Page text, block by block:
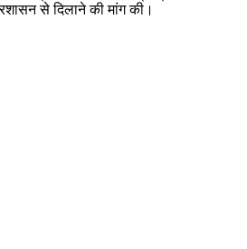
से दिलाने की मांग की।